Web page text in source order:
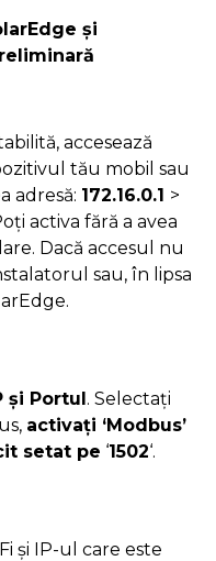
și
accesează
tău mobil sau
adresă: 172.16.0.1 >
activa fără a avea
Dacă accesul nu
sau, în lipsa
și Portul. Selectați
activați ‘Modbus’
setat pe ‘1502‘.
și IP-ul care este